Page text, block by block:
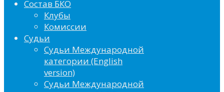
Состав БКО
Клубы
Комиссии
Судьи
Судьи Международной
категории (English
version)
Судьи Международной